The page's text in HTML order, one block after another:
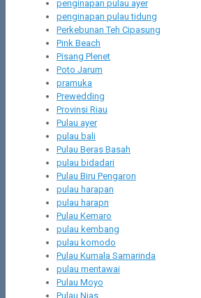
penginapan pulau ayer
penginapan pulau tidung
Perkebunan Teh Cipasung
Pink Beach
Pisang Plenet
Poto Jarum
pramuka
Prewedding
Provinsi Riau
Pulau ayer
pulau bali
Pulau Beras Basah
pulau bidadari
Pulau Biru Pengaron
pulau harapan
pulau harapn
Pulau Kemaro
pulau kembang
pulau komodo
Pulau Kumala Samarinda
pulau mentawai
Pulau Moyo
Pulau Nias